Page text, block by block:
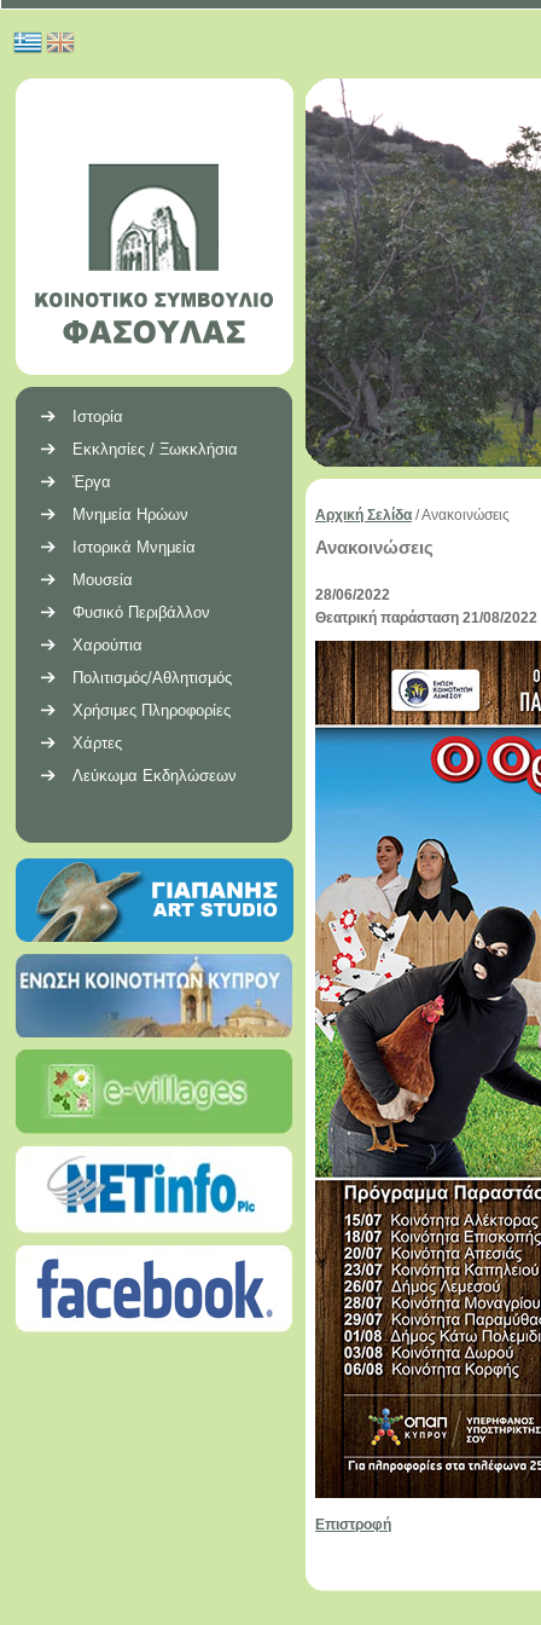
Ιστορία
Εκκλησίες / Ξωκκλήσια
Έργα
Μνημεία Ηρώων
Ιστορικά Μνημεία
Μουσεία
Φυσικό Περιβάλλον
Χαρούπια
Πολιτισμός/Αθλητισμός
Χρήσιμες Πληροφορίες
Χάρτες
Λεύκωμα Εκδηλώσεων
Αρχική Σελίδα /Ανακοινώσεις
Ανακοινώσεις
28/06/2022
Θεατρική παράσταση 21/08/2022
Επιστροφή